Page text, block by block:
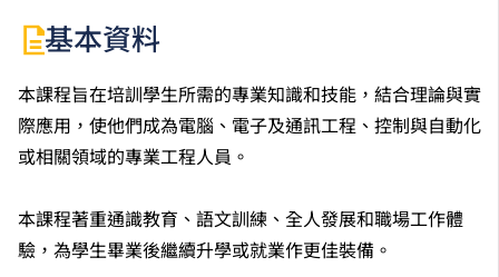
基本資料
本課程旨在培訓學生所需的專業知識和技能，結合理論與實
際應用，使他們成為電腦、電子及通訊工程、控制與自動化
或相關領域的專業工程人員。
本課程著重通識教育、語文訓練、全人發展和職場工作體
驗，為學生畢業後繼續升學或就業作更佳裝備。